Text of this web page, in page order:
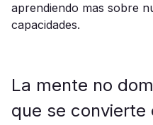
aprendiendo mas sobre
capacidades.
La mente no
que se convierte